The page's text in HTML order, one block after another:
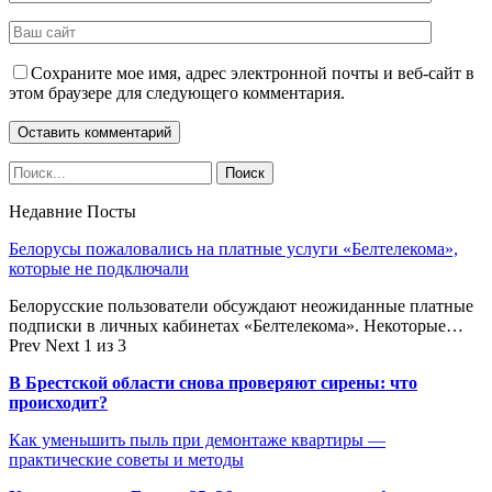
Сохраните мое имя, адрес электронной почты и веб-сайт в
этом браузере для следующего комментария.
Недавние Посты
Белорусы пожаловались на платные услуги «Белтелекома»,
которые не подключали
Белорусские пользователи обсуждают неожиданные платные
подписки в личных кабинетах «Белтелекома». Некоторые…
Prev Next 1 из 3
В Брестской области снова проверяют сирены: что
происходит?
Как уменьшить пыль при демонтаже квартиры —
практические советы и методы